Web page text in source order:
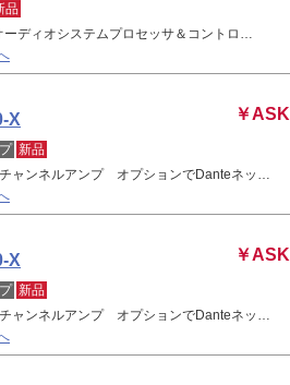
品
ーディオシステムプロセッサ＆コントロ…
X ￥ASK
新品
ャンネルアンプ オプションでDanteネッ…
X ￥ASK
新品
ャンネルアンプ オプションでDanteネッ…